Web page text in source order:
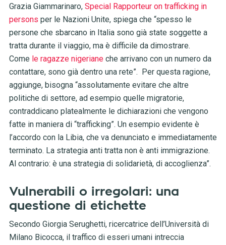
Grazia Giammarinaro, Special Rapporteur on trafficking in
persons per le Nazioni Unite, spiega che “spesso le
persone che sbarcano in Italia sono già state soggette a
tratta durante il viaggio, ma è difficile da dimostrare.
Come le ragazze nigerianeche arrivano con un numero da
contattare, sono già dentro una rete”. Per questa ragione,
aggiunge, bisogna “assolutamente evitare che altre
politiche di settore, ad esempio quelle migratorie,
contraddicano platealmente le dichiarazioni che vengono
fatte in maniera di “trafficking”. Un esempio evidente è
l’accordo con la Libia, che va denunciato e immediatamente
terminato. La strategia anti tratta non è anti immigrazione.
Al contrario: è una strategia di solidarietà, di accoglienza”.
Vulnerabili o irregolari: una
questione di etichette
Secondo Giorgia Serughetti, ricercatrice dell’Università di
Milano Bicocca, il traffico di esseri umani intreccia